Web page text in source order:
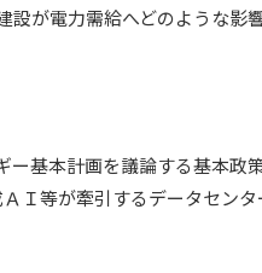
設が電力需給へどのような影
ー基本計画を議論する基本政
Ｉ等が牽引するデータセンタ